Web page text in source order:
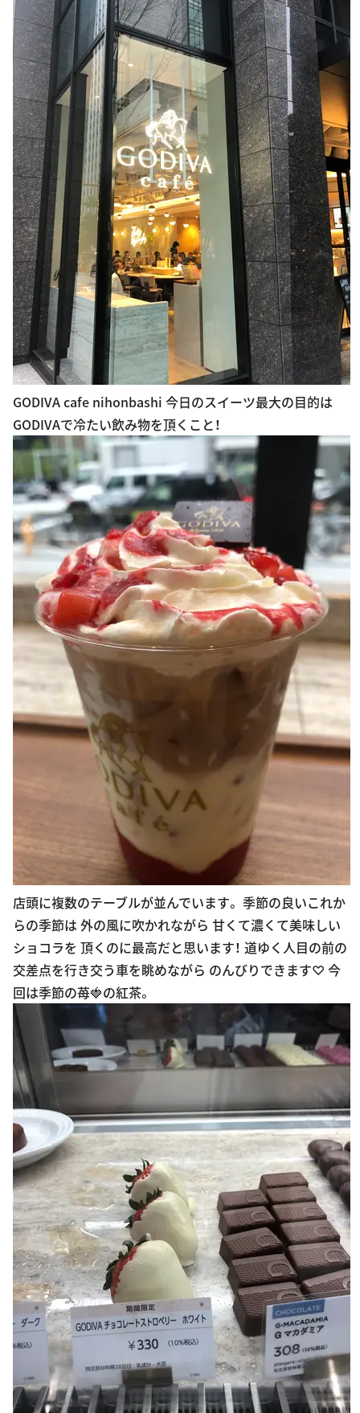
GODIVA cafe nihonbashi 今日のスイーツ最大の目的は
GODIVAで冷たい飲み物を頂くこと！
店頭に複数のテーブルが並んでいます。 季節の良いこれか
らの季節は 外の風に吹かれながら 甘くて濃くて美味しい
ショコラを 頂くのに最高だと思います！ 道ゆく人目の前の
交差点を行き交う車を眺めながら のんびりできます♡ 今
回は季節の苺🍓の紅茶。